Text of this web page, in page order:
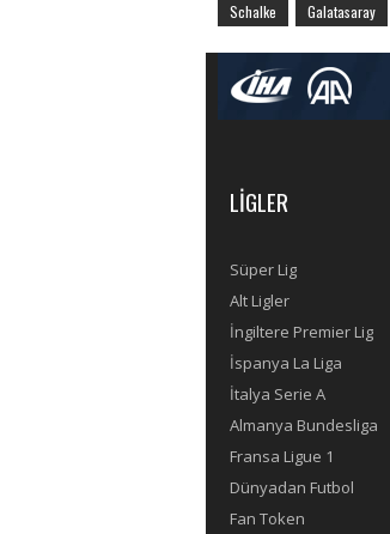
Schalke Galatasaray
LİGLER
Süper Lig
Alt Ligler
İngiltere Premier Lig
İspanya La Liga
İtalya Serie A
Almanya Bundesliga
Fransa Ligue 1
Dünyadan Futbol
Fan Token